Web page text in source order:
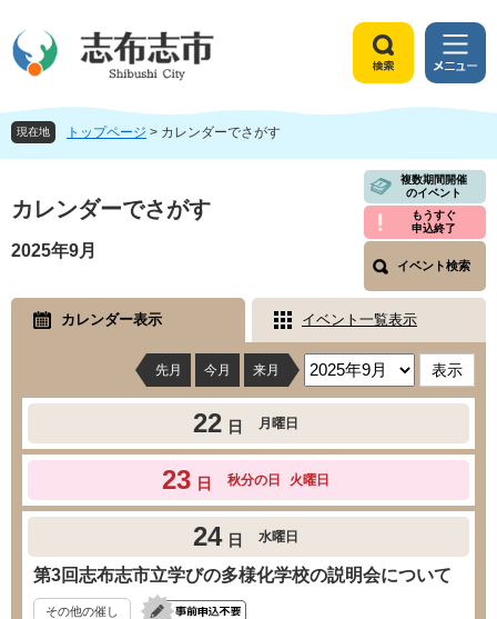
ジ
頭
ュ
飛
本
文
索
メ
ニ
ュ
現在地 トップページ > カレンダーでさがす
文
カレンダーでさがす
複数期間開催
のイベント
もうすぐ
申込終了
イベント検索
2025年9月
カレンダー表示 イベント一覧表示
先月 今月 来月
22 日 月曜日
23 日 秋分の日 火曜日
24 日 水曜日
第3回志布志市立学びの多様化学校の説明会について
その他の催し